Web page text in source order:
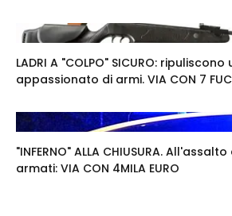
LADRI A "COLPO" SICURO:
appassionato di armi. VIA CON 7
"INFERNO" ALLA CHIUSURA.
armati: VIA CON 4MILA EURO